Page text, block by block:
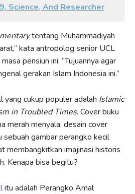
Science, And Researcher
tentang Muhammadiyah
kata antropolog senior UCL
pensiun ini. “Tujuannya agar
gerakan Islam Indonesia ini.”
yang cukup populer adalah Islamic
in Troubled Times. Cover buku
merah menyala, desain cover
sebuah gambar perangko kecil
membangkitkan imajinasi historis
Kenapa bisa begitu?
itu adalah Perangko Amal